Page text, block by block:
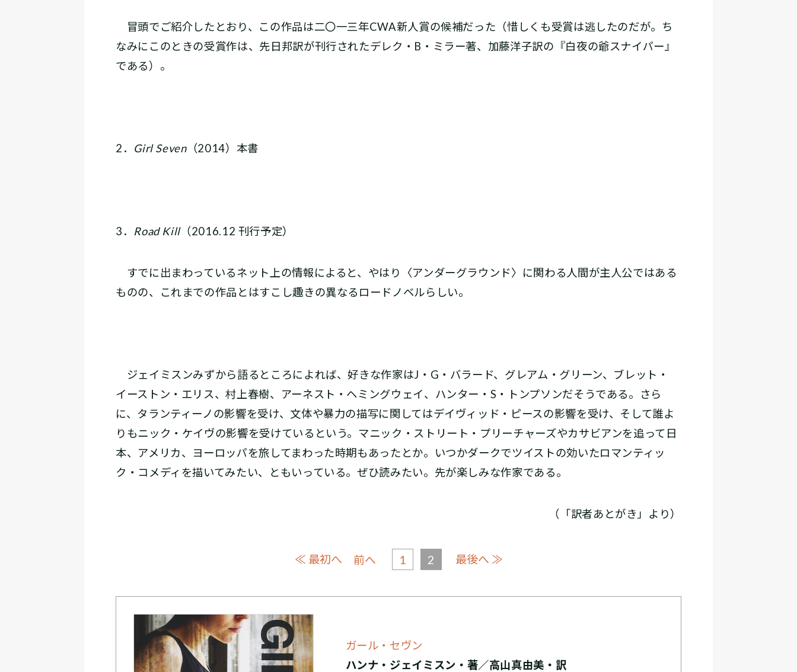
冒頭でご紹介したとおり、この作品は二〇一三年CWA新人賞の候補だった（惜しくも受賞は逃したのだが。ち
なみにこのときの受賞作は、先日邦訳が刊行されたデレク・B・ミラー著、加藤洋子訳の『白夜の爺スナイパー』
である）。
2． Girl Seven（2014）本書
3． Road Kill（2016.12 刊行予定）
すでに出まわっているネット上の情報によると、やはり〈アンダーグラウンド〉に関わる人間が主人公ではある
ものの、これまでの作品とはすこし趣きの異なるロードノベルらしい。
ジェイミスンみずから語るところによれば、好きな作家はJ・G・バラード、グレアム・グリーン、ブレット・
イーストン・エリス、村上春樹、アーネスト・ヘミングウェイ、ハンター・S・トンプソンだそうである。さら
に、タランティーノの影響を受け、文体や暴力の描写に関してはデイヴィッド・ピースの影響を受け、そして誰よ
りもニック・ケイヴの影響を受けているという。マニック・ストリート・プリーチャーズやカサビアンを追って日
本、アメリカ、ヨーロッパを旅してまわった時期もあったとか。いつかダークでツイストの効いたロマンティッ
ク・コメディを描いてみたい、ともいっている。ぜひ読みたい。先が楽しみな作家である。
（「訳者あとがき」より）
≪ 最初へ 前へ 1 2 最後へ ≫
ガール・セヴン
ハンナ・ジェイミスン・著／高山真由美・訳